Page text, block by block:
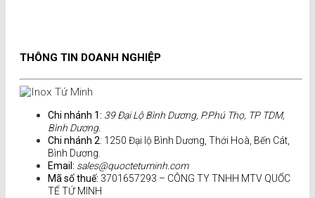
THÔNG TIN DOANH NGHIỆP
Chi nhánh 1: 39 Đại Lộ Bình Dương, P.Phú Thọ, TP TDM,
Bình Dương.
Chi nhánh 2: 1250 Đại lộ Bình Dương, Thới Hoà, Bến Cát,
Bình Dương.
Email: sales@quoctetuminh.com
Mã số thuế: 3701657293 – CÔNG TY TNHH MTV QUỐC
TẾ TỨ MINH